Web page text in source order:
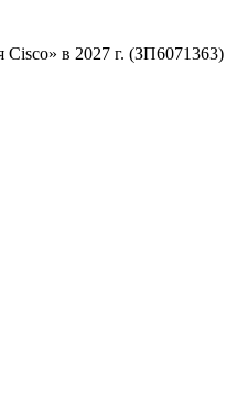
Cisco» в 2027 г. (ЗП6071363)